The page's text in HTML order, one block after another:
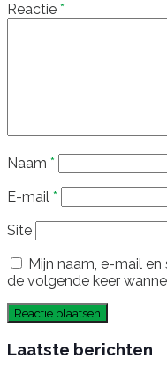
Reactie *
Naam *
E-mail *
Site
Mijn naam, e-mail
de volgende keer
Laatste berichten